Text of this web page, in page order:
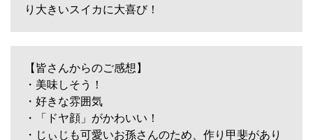
り大きいスイカに大喜び！
【皆さんからのご感想】
・美味しそう！
・好きな雰囲気
・「ドヤ顔」がかわいい！
・じぃじも可愛いお孫さんのため、作り甲斐があり